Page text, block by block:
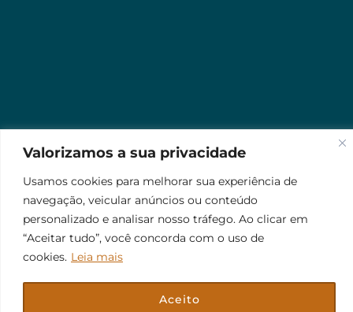
cookies. Leia mais
Não aceito
© 2026 Jr Plus Automação Comercial e Residencial
CriaçãoCesarWeb
Fale Conosco